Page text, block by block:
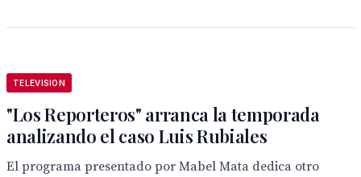
TELEVISION
"Los Reporteros" arranca la temporada
analizando el caso Luis Rubiales
El programa presentado por Mabel Mata dedica otro